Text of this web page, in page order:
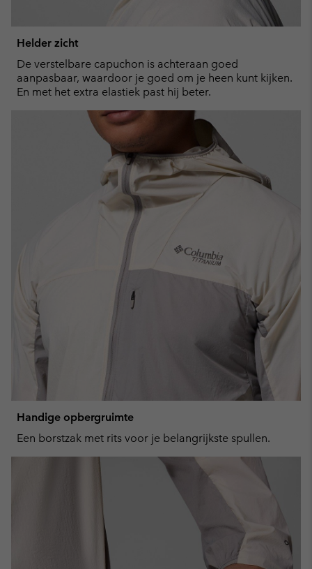
Helder zicht
De verstelbare capuchon is achteraan goed
aanpasbaar, waardoor je goed om je heen kunt kijken.
En met het extra elastiek past hij beter.
Handige opbergruimte
Een borstzak met rits voor je belangrijkste spullen.